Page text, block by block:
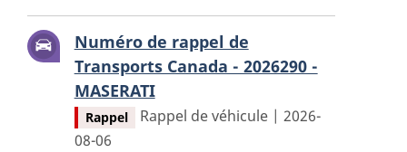
Numéro de rappel de
Transports Canada - 2026290 -
MASERATI
Rappel
Rappel de véhicule | 2026-
08-06